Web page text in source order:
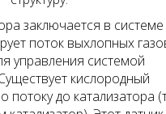
заключается в системе
поток выхлопных
управления системой
кислородный
потоку до катализатора